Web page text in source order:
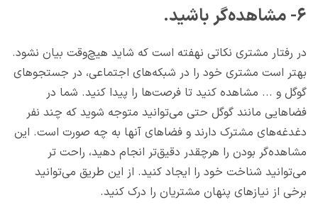
۶- مشاهده‌گر باشید.
در رفتار مشتری نکاتی نهفته است که شاید هیچ‌وقت بیان نشود.
بهتر است مشتری خود را در شبکه‌های اجتماعی، در جستجوهای
گوگل و ... مشاهده کنید تا فرصت‌ها را پیدا کنید. شما در
فضاهایی مانند گوگل حتی می‌توانید متوجه شوید که چند نفر
دغدغه‌های مشترک دارند و فضاهای آنها به چه صورت است. این
مشاهده‌گر بودن را هرچقدر دقیق‌تر انجام دهید، راحت تر
می‌توانید شناخت خود را ایجاد کنید. از این طریق می‌توانید
برخی از نیازهای پنهان مشتریان را درک کنید.